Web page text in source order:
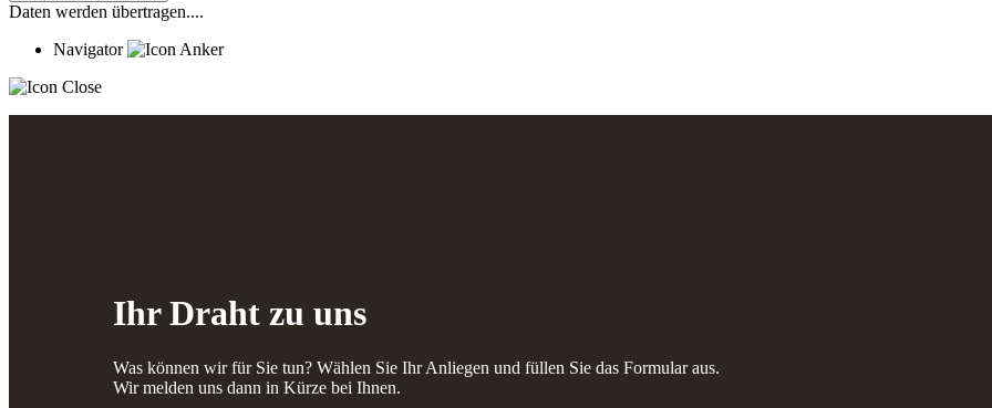
Daten werden übertragen....
Navigator
Ihr Draht zu uns
Was können wir für Sie tun? Wählen Sie Ihr Anliegen und füllen Sie das Formular aus.
Wir melden uns dann in Kürze bei Ihnen.